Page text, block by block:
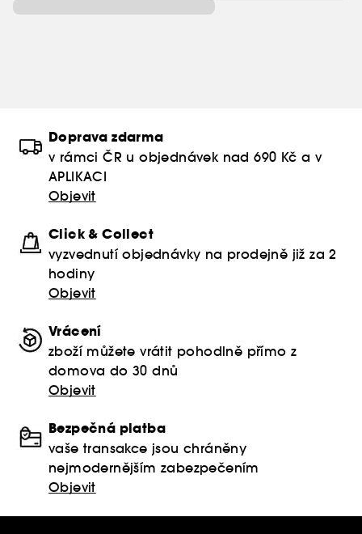
Doprava zdarma
v rámci ČR u objednávek nad 690 Kč a v
APLIKACI
Objevit
Click & Collect
vyzvednutí objednávky na prodejně již za 2
hodiny
Objevit
Vrácení
zboží můžete vrátit pohodlně přímo z
domova do 30 dnů
Objevit
Bezpečná platba
vaše transakce jsou chráněny
nejmodernějším zabezpečením
Objevit